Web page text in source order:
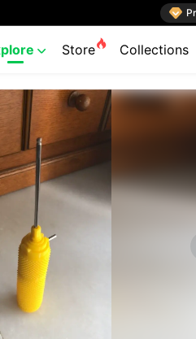

 Store Collections